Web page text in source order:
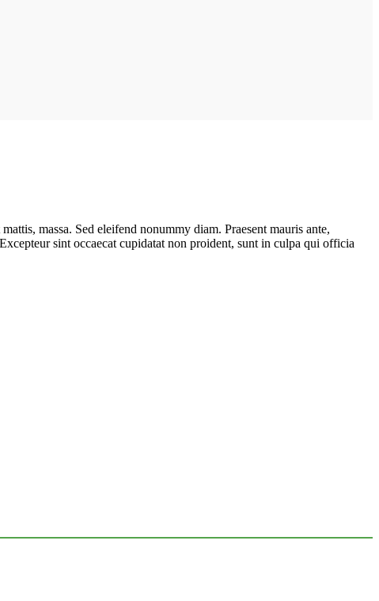
massa. Sed eleifend nonummy diam. Praesent mauris ante,
sint occaecat cupidatat non proident, sunt in culpa qui officia